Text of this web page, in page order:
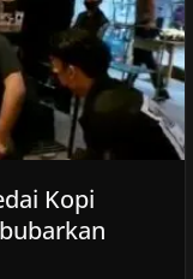
Kopi